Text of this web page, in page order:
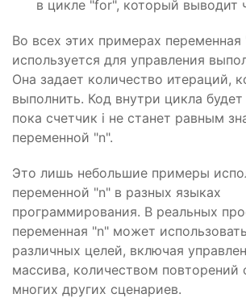
в цикле "for", который выводит
Во всех этих примерах переменная
используется для управления
Она задает количество итераций,
выполнить. Код внутри цикла будет
пока счетчик i не станет равным
переменной "n".
Это лишь небольшие примеры
переменной "n" в разных языках
программирования. В реальных
переменная "n" может
различных целей, включая
массива, количеством повторений
многих других сценариев.